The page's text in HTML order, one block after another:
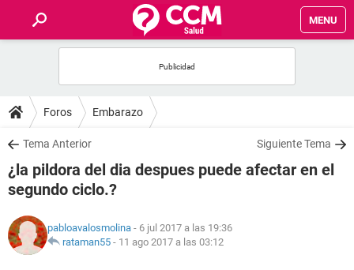
MENU
FOROS
SALUD
FAMILIA
NUTRICIÓN
Foros Embarazo
Tema Anterior Siguiente Tema
¿la pildora del dia despues puede afectar en el
segundo ciclo.?
pabloavalosmolina - 6 jul 2017 a las 19:36
rataman55 - 11 ago 2017 a las 03:12